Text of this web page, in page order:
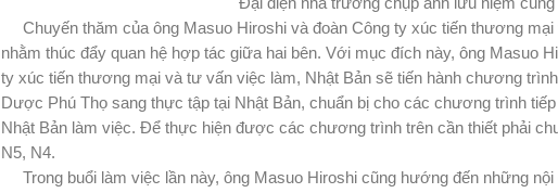
Chuyến thăm của ông Masuo Hiroshi và đoàn Công ty xúc tiến thương
nhằm thúc đẩy quan hệ hợp tác giữa hai bên. Với mục đích này, ông Masuo
ty xúc tiến thương mại và tư vấn việc làm, Nhật Bản sẽ tiến hành chương
Dược Phú Thọ sang thực tập tại Nhật Bản, chuẩn bị cho các chương trình
Nhật Bản làm việc. Để thực hiện được các chương trình trên cần thiết phải
N5, N4.
Trong buổi làm việc lần này, ông Masuo Hiroshi cũng hướng đến những nội